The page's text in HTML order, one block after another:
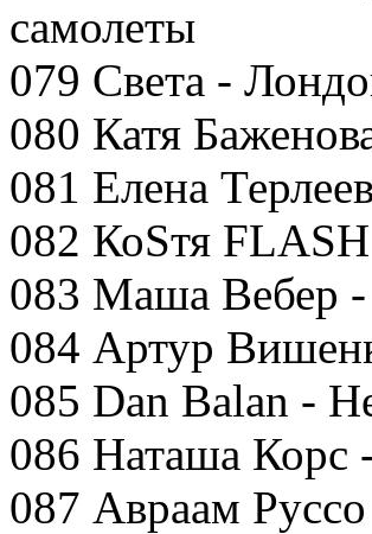
самолеты
079 Света -
080 Катя
081 Елена
082 КоSтя
083 Маша Вебер -
084 Артур
085 Dan Balan -
086 Наташа Корс
087 Авраам